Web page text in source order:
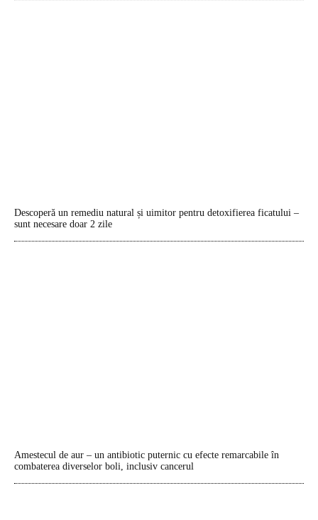
Descoperă un remediu natural și uimitor pentru detoxifierea ficatului –
sunt necesare doar 2 zile
Amestecul de aur – un antibiotic puternic cu efecte remarcabile în
combaterea diverselor boli, inclusiv cancerul